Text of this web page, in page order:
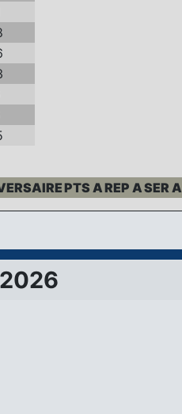
PTS AREP ASER A